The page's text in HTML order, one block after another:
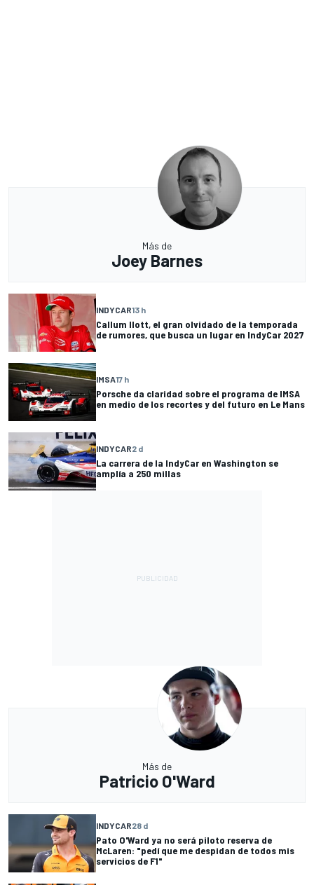
Más de
Joey Barnes
INDYCAR13 h
Callum Ilott, el gran olvidado de la temporada
de rumores, que busca un lugar en IndyCar 2027
IMSA17 h
Porsche da claridad sobre el programa de IMSA
en medio de los recortes y del futuro en Le Mans
INDYCAR2 d
La carrera de la IndyCar en Washington se
amplía a 250 millas
Más de
Patricio O'Ward
INDYCAR28 d
Pato O'Ward ya no será piloto reserva de
McLaren: "pedí que me despidan de todos mis
servicios de F1"